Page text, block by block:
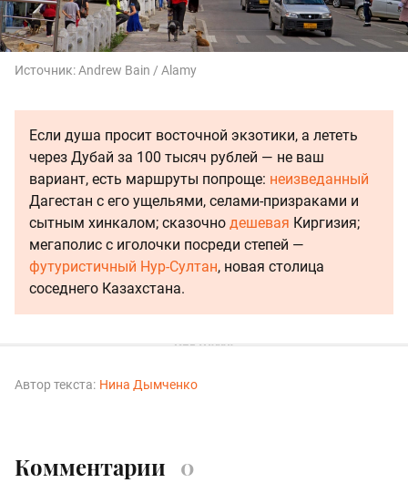
Источник:Andrew Bain / Alamy
Если душа просит восточной экзотики, а лететь
через Дубай за 100 тысяч рублей — не ваш
вариант, есть маршруты попроще: неизведанный
Дагестан с его ущельями, селами-призраками и
сытным хинкалом; сказочно дешевая Киргизия;
мегаполис с иголочки посреди степей —
футуристичный Нур-Султан, новая столица
соседнего Казахстана.
Автор текста: Нина Дымченко
Комментарии 0